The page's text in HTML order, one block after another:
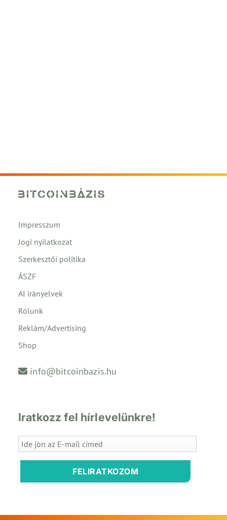
Impresszum
Jogi nyilatkozat
Szerkesztői politika
ÁSZF
AI irányelvek
Rólunk
Reklám/Advertising
Shop
info@bitcoinbazis.hu
Iratkozz fel hírlevelünkre!
FELIRATKOZOM